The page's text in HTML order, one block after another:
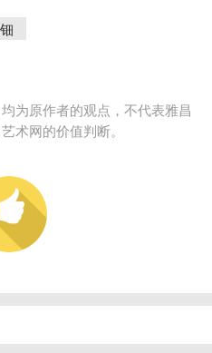
为原作者的观点，不代表雅昌
术网的价值判断。